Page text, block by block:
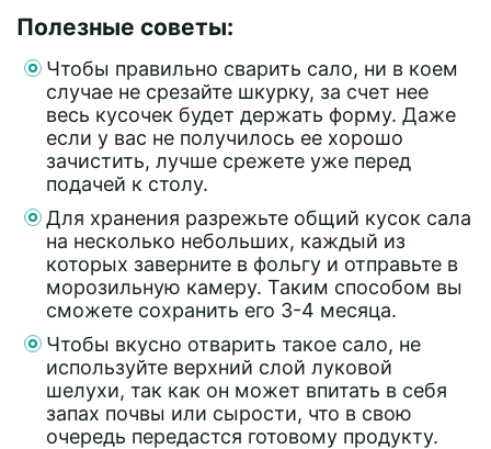
Полезные советы:
Чтобы правильно сварить сало, ни в коем
случае не срезайте шкурку, за счет нее
весь кусочек будет держать форму. Даже
если у вас не получилось ее хорошо
зачистить, лучше срежете уже перед
подачей к столу.
Для хранения разрежьте общий кусок сала
на несколько небольших, каждый из
которых заверните в фольгу и отправьте в
морозильную камеру. Таким способом вы
сможете сохранить его 3-4 месяца.
Чтобы вкусно отварить такое сало, не
используйте верхний слой луковой
шелухи, так как он может впитать в себя
запах почвы или сырости, что в свою
очередь передастся готовому продукту.